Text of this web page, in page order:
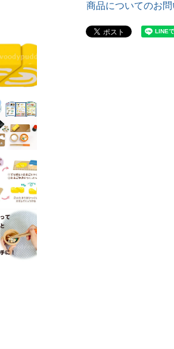
商品についてのお